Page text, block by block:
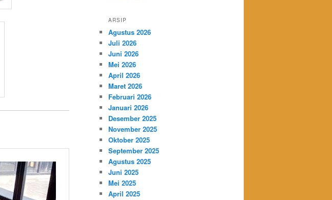
ARSIP
Agustus 2026
Juli 2026
Juni 2026
Mei 2026
April 2026
Maret 2026
Februari 2026
Januari 2026
Desember 2025
November 2025
Oktober 2025
September 2025
Agustus 2025
Juni 2025
Mei 2025
April 2025